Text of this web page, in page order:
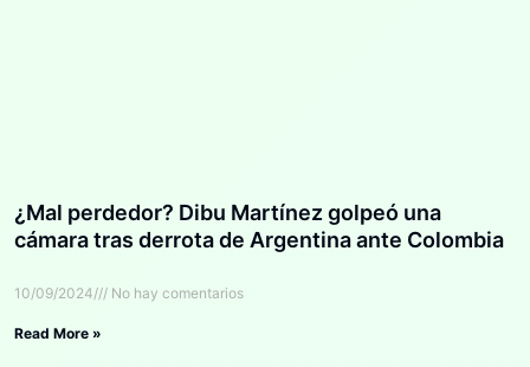
¿Mal perdedor? Dibu Martínez golpeó una
cámara tras derrota de Argentina ante Colombia
10/09/2024 No hay comentarios
Read More »